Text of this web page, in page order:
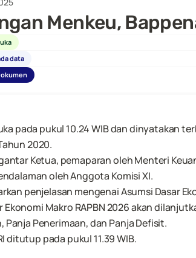
Menkeu,
data
pada pukul 10.24 WIB dan dinyatakan
2020.
Ketua, pemaparan oleh Menteri
oleh Anggota Komisi XI.
penjelasan mengenai Asumsi Dasar
Ekonomi Makro RAPBN 2026 akan
Penerimaan, dan Panja Defisit.
ditutup pada pukul 11.39 WIB.